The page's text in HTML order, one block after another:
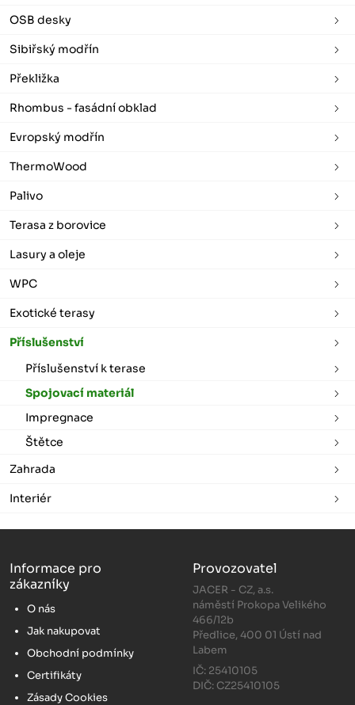
OSB desky
Sibiřský modřín
Překližka
Rhombus - fasádní obklad
Evropský modřín
ThermoWood
Palivo
Terasa z borovice
Lasury a oleje
WPC
Exotické terasy
Příslušenství
Příslušenství k terase
Spojovací materiál
Impregnace
Štětce
Zahrada
Interiér
Informace pro
zákazníky
O nás
Jak nakupovat
Obchodní podmínky
Certifikáty
Zásady Cookies
Provozovatel
JACER - CZ, a.s.
náměstí Prokopa Velikého
466/12b
Předlice, 400 01 Ústí nad
Labem
IČ: 25410105
DIČ: CZ25410105